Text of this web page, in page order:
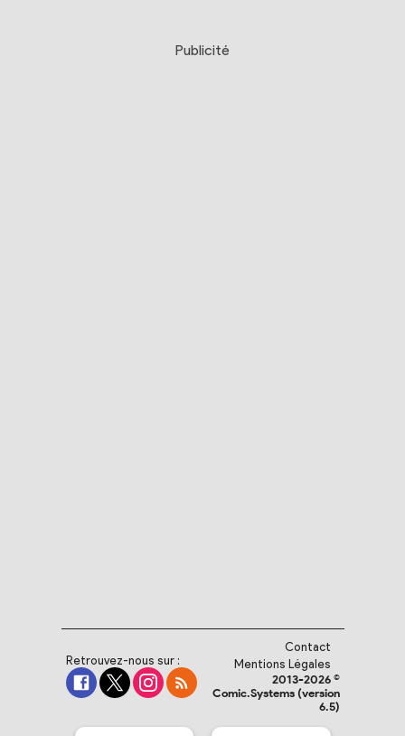
Publicité
Retrouvez-nous sur :
Contact
Mentions Légales
2013-2026 ©
Comic.Systems (version
6.5)